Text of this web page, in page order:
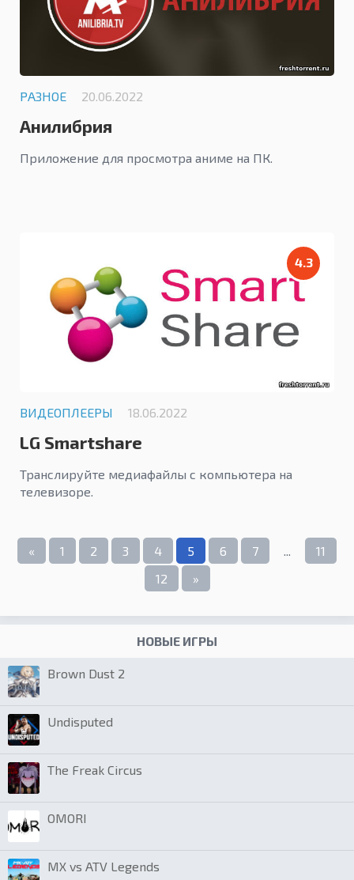
РАЗНОЕ 20.06.2022
Анилибрия
Приложение для просмотра аниме на ПК.
4.3
ВИДЕОПЛЕЕРЫ 18.06.2022
LG Smartshare
Транслируйте медиафайлы с компьютера на
телевизоре.
« 1 2 3 4 5 6 7 ...
11
12
»
НОВЫЕ ИГРЫ
Brown Dust 2
Undisputed
The Freak Circus
OMORI
MX vs ATV Legends